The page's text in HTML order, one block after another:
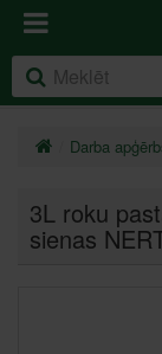
Darba
3L roku
sienas